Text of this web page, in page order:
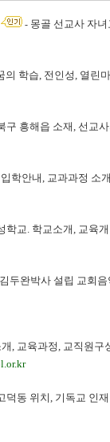
- 몽골 선교사 자
의 학습, 전인성, 열린
구 흥해읍 소재, 선교
학안내, 교과과정 소
학교. 학교소개, 교육
김두완박사 설립 교회
, 교육과정, 교직원구
덕동 위치, 기독교 인